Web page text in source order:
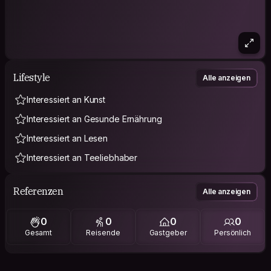
Lifestyle Alle anzeigen
Interessiert an Kunst
Interessiert an Gesunde Ernährung
Interessiert an Lesen
Interessiert an Teeliebhaber
Referenzen Alle anzeigen
0
Gesamt
0
Reisende
0
Gastgeber
0
Persönlich